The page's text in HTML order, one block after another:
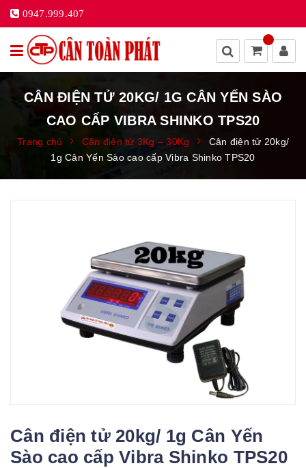
0947.999.407
CÂN ĐIỆN TỬ 20KG/ 1G CÂN YẾN SÀO
CAO CẤP VIBRA SHINKO TPS20
Trang chủ Cân điện tử 3Kg – 30Kg
Cân điện tử 20kg/
1g Cân Yến Sào cao cấp Vibra Shinko TPS20
Cân điện tử 20kg/ 1g Cân Yến
Sào cao cấp Vibra Shinko TPS20